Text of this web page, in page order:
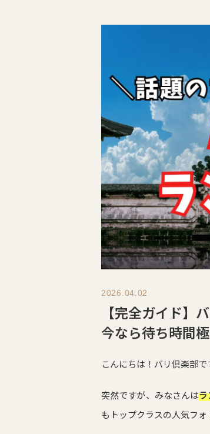
2026.04.02
【完全ガイド】
今なら待ち時間
こんにちは！バリ倶楽部で
突然ですが、みなさんはラ
もトップクラスの人気フ